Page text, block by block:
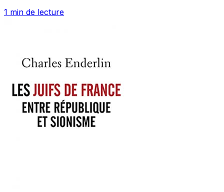
1 min de lecture